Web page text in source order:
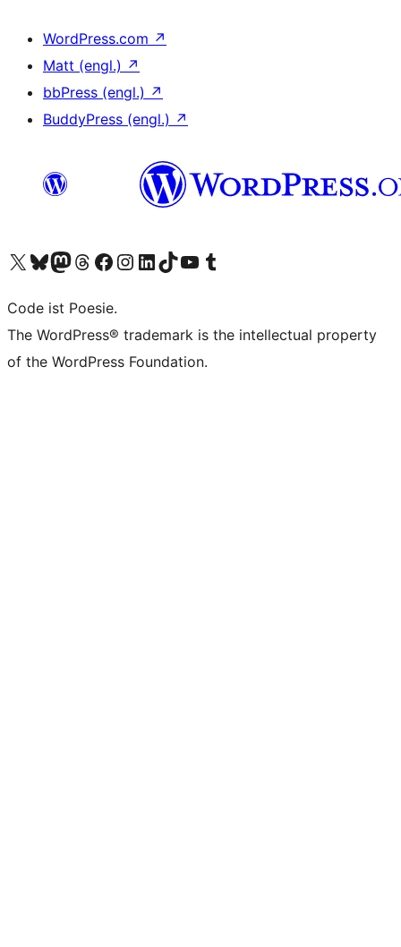
WordPress.com ↗
Matt (engl.) ↗
bbPress (engl.) ↗
BuddyPress (engl.) ↗
Unser X-Konto (früher Twitter) besuchen
Unser Bluesky-Konto besuchen
Unser Mastodon-Konto besuchen
Unser Threads-Konto besuchen
Unsere Facebook-Seite besuchen
Unser Instagram-Konto besuchen
Unser LinkedIn-Konto besuchen
Unser TikTok-Konto besuchen
Unseren YouTube-Kanal besuchen
Unser Tumblr-Konto besuchen
Code ist Poesie.
The WordPress® trademark is the intellectual property
of the WordPress Foundation.